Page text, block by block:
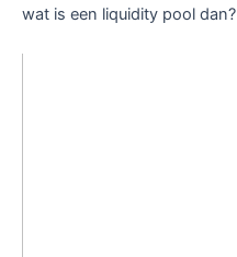
wat is een liquidity pool dan?